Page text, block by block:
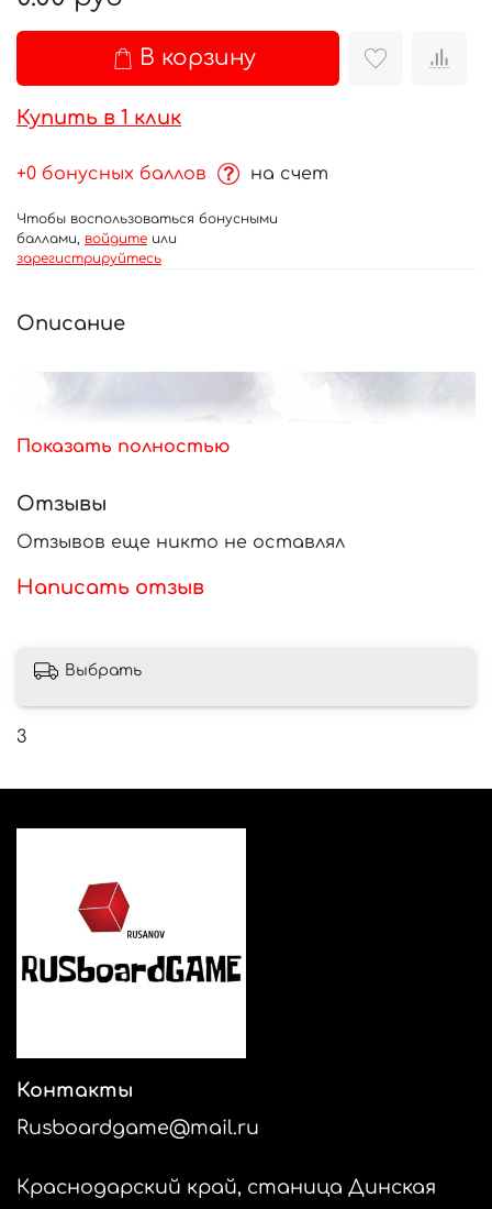
В корзину
Купить в 1 клик
+0 бонусных баллов на счет
Чтобы воспользоваться бонусными
баллами, войдите или
зарегистрируйтесь
Описание
Показать полностью
Отзывы
Отзывов еще никто не оставлял
Написать отзыв
Выбрать
3
Контакты
Rusboardgame@mail.ru
Краснодарский край, станица Динская